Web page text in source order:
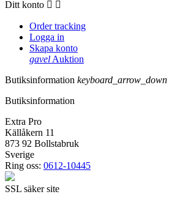
Ditt konto  
Order tracking
Logga in
Skapa konto
gavel Auktion
Butiksinformation keyboard_arrow_down
Butiksinformation
Extra Pro
Källåkern 11
873 92 Bollstabruk
Sverige
Ring oss: 0612-10445
SSL säker site